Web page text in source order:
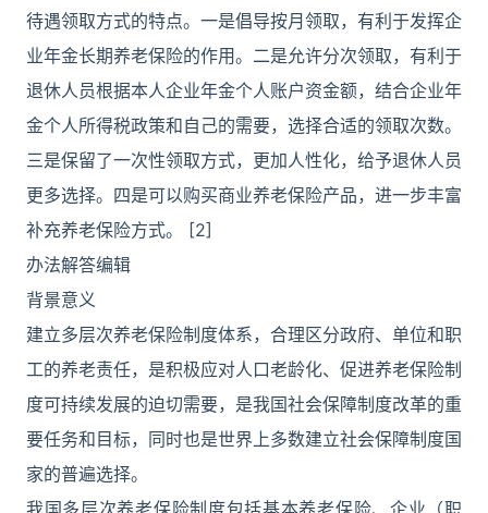
待遇领取方式的特点。一是倡导按月领取，有利于发挥企
业年金长期养老保险的作用。二是允许分次领取，有利于
退休人员根据本人企业年金个人账户资金额，结合企业年
金个人所得税政策和自己的需要，选择合适的领取次数。
三是保留了一次性领取方式，更加人性化，给予退休人员
更多选择。四是可以购买商业养老保险产品，进一步丰富
补充养老保险方式。 [2]
办法解答编辑
背景意义
建立多层次养老保险制度体系，合理区分政府、单位和职
工的养老责任，是积极应对人口老龄化、促进养老保险制
度可持续发展的迫切需要，是我国社会保障制度改革的重
要任务和目标，同时也是世界上多数建立社会保障制度国
家的普遍选择。
我国多层次养老保险制度包括基本养老保险、企业（职